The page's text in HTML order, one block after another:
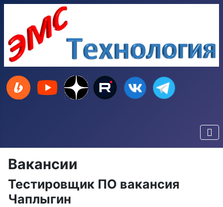
Вакансии
Тестировщик ПО вакансия
Чаплыгин